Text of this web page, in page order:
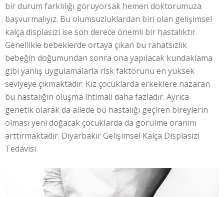
bir durum farklılığı görüyorsak hemen doktorumuza
başvurmalıyız. Bu olumsuzluklardan biri olan gelişimsel
kalça displasizi ise son derece önemli bir hastalıktır.
Genellikle bebeklerde ortaya çıkan bu rahatsızlık
bebeğin doğumundan sonra ona yapılacak kundaklama
gibi yanlış uygulamalarla risk faktörünü en yüksek
seviyeye çıkmaktadır. Kız çocuklarda erkeklere nazaran
bu hastalığın oluşma ihtimali daha fazladır. Ayrıca
genetik olarak da ailede bu hastalığı geçiren bireylerin
olması yeni doğacak çocuklarda da görülme oranını
arttırmaktadır. Diyarbakır Gelişimsel Kalça Displasizi
Tedavisi